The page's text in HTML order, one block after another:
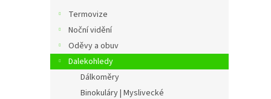
Termovize
Noční vidění
Oděvy a obuv
Dalekohledy
Dálkoměry
Binokuláry | Myslivecké